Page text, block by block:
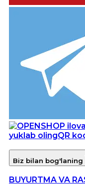
yuklab olingQR
Biz bilan bog'laning
BUYURTMA VA